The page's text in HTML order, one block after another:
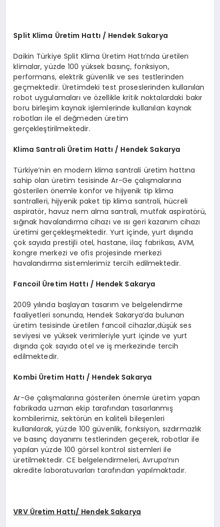
Split Klima Üretim Hattı / Hendek Sakarya
Daikin Türkiye Split Klima Üretim Hattı’nda üretilen
klimalar, yüzde 100 yüksek basınç, fonksiyon,
performans, elektrik güvenlik ve ses testlerinden
geçmektedir. Üretimdeki test proseslerinden kullanılan
robot uygulamaları ve özellikle kritik noktalardaki bakır
boru birleşim kaynak işlemlerinde kullanılan kaynak
robotları ile el değmeden üretim
gerçekleştirilmektedir.
Klima Santrali Üretim Hattı / Hendek Sakarya
Türkiye’nin en modern klima santrali üretim hattına
sahip olan üretim tesisinde Ar-Ge çalışmalarına
gösterilen önemle konfor ve hijyenik tip klima
santralleri, hijyenik paket tip klima santrali, hücreli
aspiratör, havuz nem alma santrali, mutfak aspiratörü,
sığınak havalandırma cihazı ve ısı geri kazanım cihazı
üretimi gerçekleşmektedir. Yurt içinde, yurt dışında
çok sayıda prestijli otel, hastane, ilaç fabrikası, AVM,
kongre merkezi ve ofis projesinde merkezi
havalandırma sistemlerimiz tercih edilmektedir.
Fancoil Üretim Hattı / Hendek Sakarya
2009 yılında başlayan tasarım ve belgelendirme
faaliyetleri sonunda, Hendek Sakarya’da bulunan
üretim tesisinde üretilen fancoil cihazlar,düşük ses
seviyesi ve yüksek verimleriyle yurt içinde ve yurt
dışında çok sayıda otel ve iş merkezinde tercih
edilmektedir.
Kombi Üretim Hattı / Hendek Sakarya
Ar-Ge çalışmalarına gösterilen önemle üretim yapan
fabrikada uzman ekip tarafından tasarlanmış
kombilerimiz, sektörün en kaliteli bileşenleri
kullanılarak, yüzde 100 güvenlik, fonksiyon, sızdırmazlık
ve basınç dayanımı testlerinden geçerek, robotlar ile
yapılan yüzde 100 görsel kontrol sistemleri ile
üretilmektedir. CE belgelendirmeleri, Avrupa’nın
akredite laboratuvarları tarafından yapılmaktadır.
VRV Üretim Hattı/ Hendek Sakarya